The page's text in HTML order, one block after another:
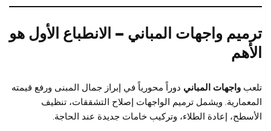
ترميم واجهات المباني – الانطباع الأول هو
الأهم
تلعب واجهات المباني دوراً محورياً في إبراز جمال المبنى ورفع قيمته
المعمارية. ويشمل ترميم الواجهات إصلاح التشققات، تنظيف
الأسطح، إعادة الطلاء، وتركيب خامات جديدة عند الحاجة.